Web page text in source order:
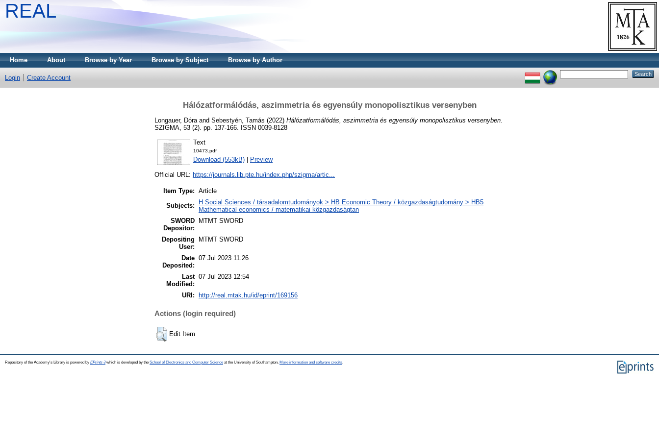
REAL
Home About Browse by Year Browse by Subject Browse by Author
Login Create Account
Hálózatformálódás, aszimmetria és egyensúly monopolisztikus versenyben
Longauer, Dóra and Sebestyén, Tamás (2022) Hálózatformálódás, aszimmetria és egyensúly monopolisztikus versenyben.
SZIGMA, 53 (2). pp. 137-166. ISSN 0039-8128
Text
10473.pdf
Download (553kB) Preview
Official URL: https://journals.lib.pte.hu/index.php/szigma/artic...
Item Type: Article
Subjects:
H Social Sciences / társadalomtudományok > HB Economic Theory / közgazdaságtudomány > HB5
Mathematical economics / matematikai közgazdaságtan
SWORD
Depositor:
MTMT SWORD
Depositing
User:
MTMT SWORD
Date
Deposited:
07 Jul 2023 11:26
Last
Modified:
07 Jul 2023 12:54
URI: http://real.mtak.hu/id/eprint/169156
Actions (login required)
Edit Item
Repository of the Academy's Library is powered by EPrints 3which is developed by the School of Electronics and Computer Science at the University of Southampton. More information and software credits